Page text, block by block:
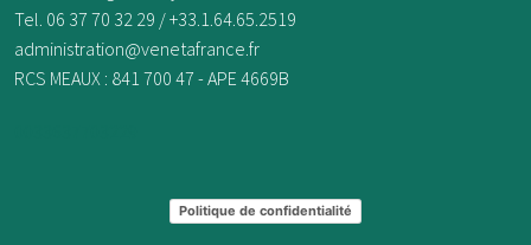
Tel. 06 37 70 32 29 / +33.1.64.65.2519
administration@venetafrance.fr
RCS MEAUX : 841 700 47 - APE 4669B
Politique de confidentialité